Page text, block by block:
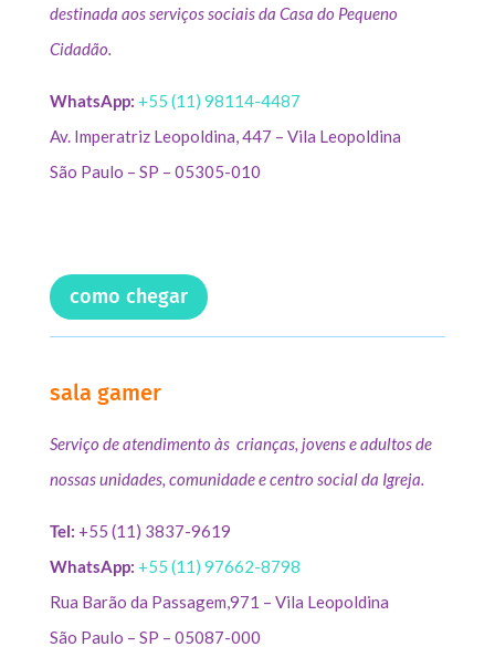
destinada aos serviços sociais da Casa do Pequeno
Cidadão.
WhatsApp: +55 (11) 98114-4487
Av. Imperatriz Leopoldina, 447 – Vila Leopoldina
São Paulo – SP – 05305-010
como chegar
sala gamer
Serviço de atendimento às crianças, jovens e adultos de
nossas unidades, comunidade e centro social da Igreja.
Tel: +55 (11) 3837-9619
WhatsApp: +55 (11) 97662-8798
Rua Barão da Passagem,971 – Vila Leopoldina
São Paulo – SP – 05087-000